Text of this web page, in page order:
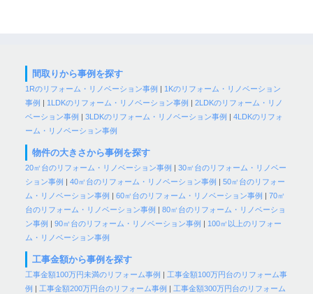
間取りから事例を探す
1Rのリフォーム・リノベーション事例
1Kのリフォーム・リノベーション
事例
1LDKのリフォーム・リノベーション事例 |2LDKのリフォーム・リノ
ベーション事例
|3LDKのリフォーム・リノベーション事例 |4LDKのリフォ
ーム・リノベーション事例
物件の大きさから事例を探す
20㎡台のリフォーム・リノベーション事例 |30㎡台のリフォーム・リノベー
ション事例
|40㎡台のリフォーム・リノベーション事例 |50㎡台のリフォー
ム・リノベーション事例
|60㎡台のリフォーム・リノベーション事例 |70㎡
台のリフォーム・リノベーション事例
|80㎡台のリフォーム・リノベーショ
ン事例
|90㎡台のリフォーム・リノベーション事例
100㎡以上のリフォー
ム・リノベーション事例
工事金額から事例を探す
工事金額100万円未満のリフォーム事例
工事金額100万円台のリフォーム事
例
工事金額200万円台のリフォーム事例
工事金額300万円台のリフォーム